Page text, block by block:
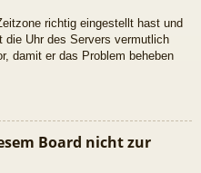
richtig eingestellt hast und
Uhr des Servers vermutlich
damit er das Problem beheben
Board nicht zur